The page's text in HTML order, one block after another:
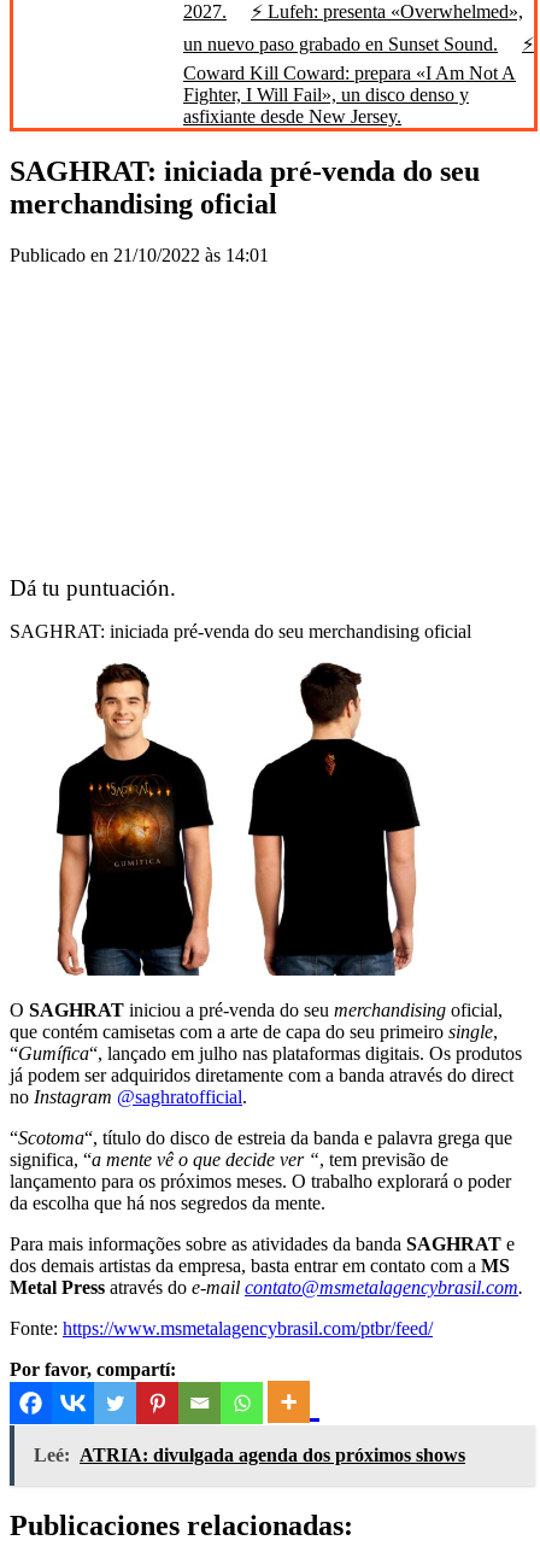
2027.
⚡ Lufeh: presenta «Overwhelmed»,
un nuevo paso grabado en Sunset Sound.
⚡
Coward Kill Coward: prepara «I Am Not A
Fighter, I Will Fail», un disco denso y
asfixiante desde New Jersey.
SAGHRAT: iniciada pré-venda do seu
merchandising oficial
Publicado en 21/10/2022 às 14:01
Dá tu puntuación.
SAGHRAT: iniciada pré-venda do seu merchandising oficial
O SAGHRAT iniciou a pré-venda do seu merchandising oficial,
que contém camisetas com a arte de capa do seu primeiro single,
“Gumífica“, lançado em julho nas plataformas digitais. Os produtos
já podem ser adquiridos diretamente com a banda através do direct
no Instagram @saghratofficial.
“Scotoma“, título do disco de estreia da banda e palavra grega que
significa, “a mente vê o que decide ver “, tem previsão de
lançamento para os próximos meses. O trabalho explorará o poder
da escolha que há nos segredos da mente.
Para mais informações sobre as atividades da banda SAGHRAT e
dos demais artistas da empresa, basta entrar em contato com a MS
Metal Press através do e-mail contato@msmetalagencybrasil.com.
Fonte: https://www.msmetalagencybrasil.com/ptbr/feed/
Por favor, compartí:
Leé: ATRIA: divulgada agenda dos próximos shows
Publicaciones relacionadas: